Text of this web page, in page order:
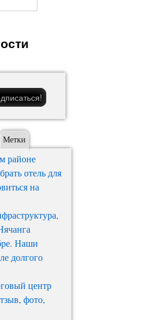
Метки
районе
отель для
на
Наши
долгого
центр
фото,